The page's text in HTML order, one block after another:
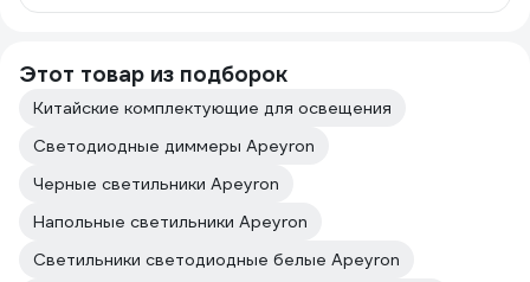
Этот товар из подборок
Китайские комплектующие для освещения
Светодиодные диммеры Apeyron
Черные светильники Apeyron
Напольные светильники Apeyron
Светильники светодиодные белые Apeyron